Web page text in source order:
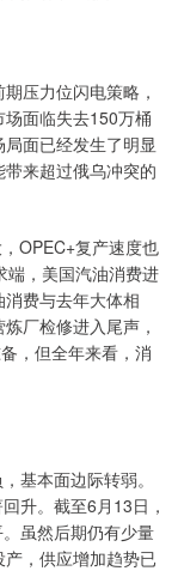
压力位闪电策略，
面临失去150万桶
面已经发生了明显
来超过俄乌冲突的
OPEC+复产速度也
，美国汽油消费进
费与去年大体相
厂检修进入尾声，
，但全年来看，消
本面边际转弱。
升。截至6月13日，
虽然后期仍有少量
，供应增加趋势已